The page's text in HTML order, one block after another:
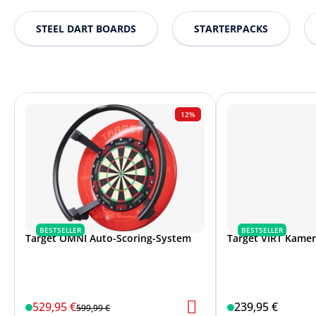
STEEL DART BOARDS STARTERPACKS
12%
BESTSELLER
Target OMNI Auto-Scoring-System
529,95 €599,99 €
BESTSELLER
Target VIRT
239,95 €